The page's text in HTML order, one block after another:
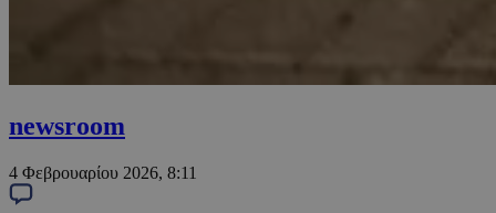
newsroom
4 Φεβρουαρίου 2026, 8:11